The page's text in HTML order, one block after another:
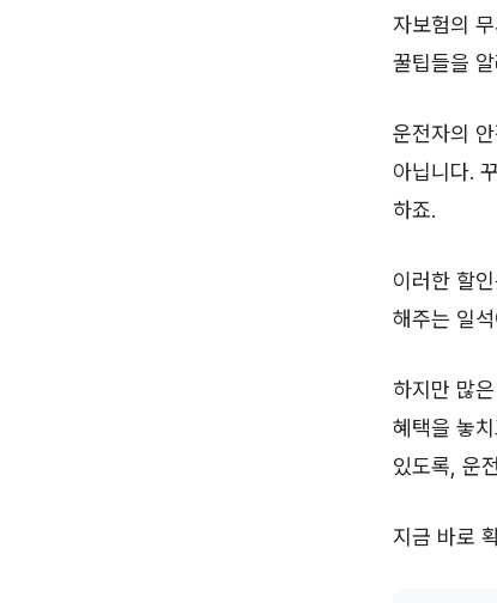
자보험의
꿀팁들을
운전자의
아닙니다.
하죠.
이러한 할
해주는 일
하지만 많
혜택을 놓
있도록, 운
지금 바로